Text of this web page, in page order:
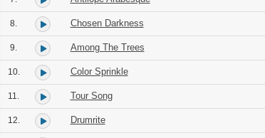
8. Chosen Darkness
9. Among The Trees
10. Color Sprinkle
11. Tour Song
12. Drumrite